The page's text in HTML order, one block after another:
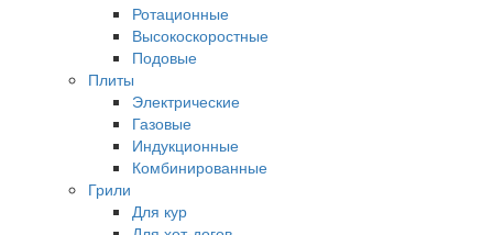
Ротационные
Высокоскоростные
Подовые
Плиты
Электрические
Газовые
Индукционные
Комбинированные
Грили
Для кур